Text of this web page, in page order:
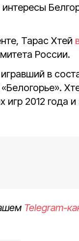
Тарас Хтей
России.
в
игр 2012 года
Telegram-